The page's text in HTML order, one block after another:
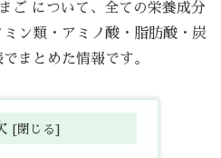
ご について、全ての栄養成分
ミン類・アミノ酸・脂肪酸・炭
まとめた情報です。